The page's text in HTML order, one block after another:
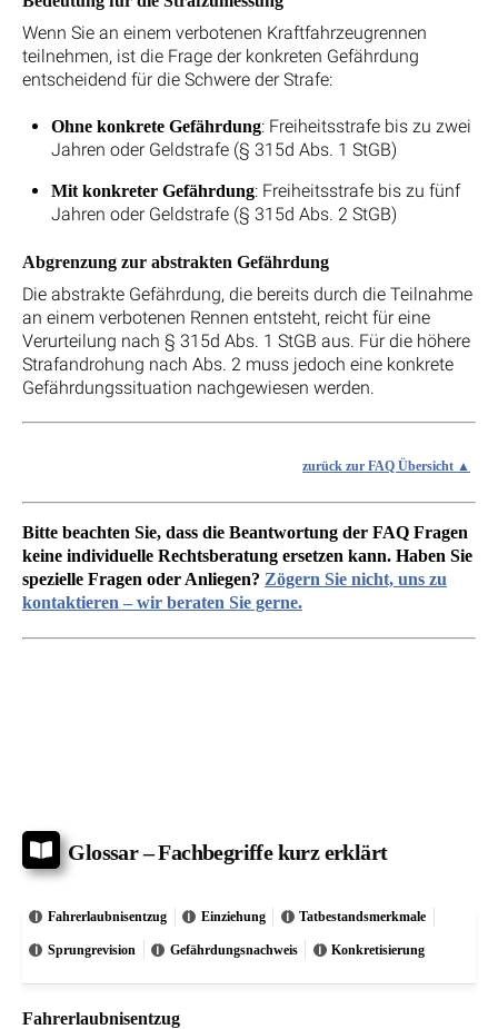
Wenn Sie an einem verbotenen Kraftfahrzeugrennen
teilnehmen, ist die Frage der konkreten Gefährdung
entscheidend für die Schwere der Strafe:
Ohne konkrete Gefährdung: Freiheitsstrafe bis zu zwei
Jahren oder Geldstrafe (§ 315d Abs. 1 StGB)
Mit konkreter Gefährdung: Freiheitsstrafe bis zu fünf
Jahren oder Geldstrafe (§ 315d Abs. 2 StGB)
Abgrenzung zur abstrakten Gefährdung
Die abstrakte Gefährdung, die bereits durch die Teilnahme
an einem verbotenen Rennen entsteht, reicht für eine
Verurteilung nach § 315d Abs. 1 StGB aus. Für die höhere
Strafandrohung nach Abs. 2 muss jedoch eine konkrete
Gefährdungssituation nachgewiesen werden.
zurück zur FAQ Übersicht
Bitte beachten Sie, dass die Beantwortung der FAQ Fragen
keine individuelle Rechtsberatung ersetzen kann. Haben Sie
spezielle Fragen oder Anliegen? Zögern Sie nicht, uns zu
kontaktieren – wir beraten Sie gerne.
Glossar – Fachbegriffe kurz erklärt
Fahrerlaubnisentzug Einziehung Tatbestandsmerkmale
Sprungrevision Gefährdungsnachweis Konkretisierung
Fahrerlaubnisentzug